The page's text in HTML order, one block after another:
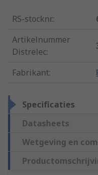
RS-stocknr.:
Artikelnummer
Distrelec:
Fabrikant:
Specificaties
Datasheets
Wetgeving en